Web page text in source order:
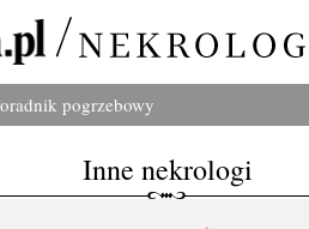
pogrzebowy
Inne nekrologi